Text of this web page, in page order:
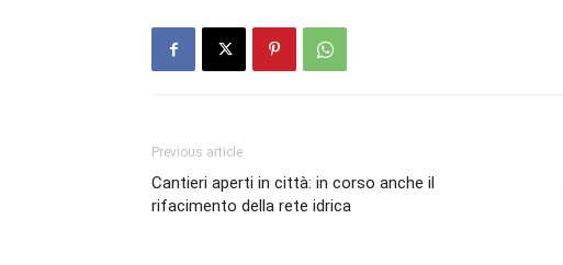
Previous article
Cantieri aperti in città: in corso anche il
rifacimento della rete idrica